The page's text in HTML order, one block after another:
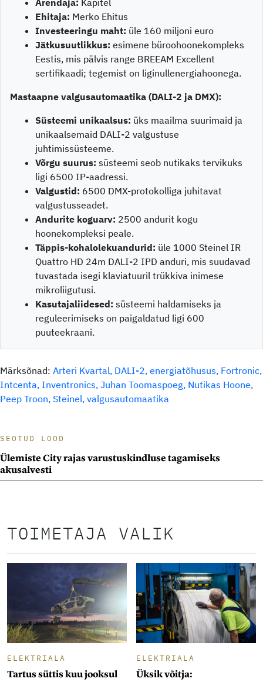
Ehitaja: Merko Ehitus
Investeeringu maht: üle 160 miljoni euro
Jätkusuutlikkus: esimene büroohoonekompleks
Eestis, mis pälvis range BREEAM Excellent
sertifikaadi; tegemist on liginullenergiahoonega.
Mastaapne valgusautomaatika (DALI-2 ja DMX):
Süsteemi unikaalsus: üks maailma suurimaid ja
unikaalsemaid DALI-2 valgustuse
juhtimissüsteeme.
Võrgu suurus: süsteemi seob nutikaks tervikuks
ligi 6500 IP-aadressi.
Valgustid: 6500 DMX-protokolliga juhitavat
valgustusseadet.
Andurite koguarv: 2500 andurit kogu
hoonekompleksi peale.
Täppis-kohalolekuandurid: üle 1000 Steinel IR
Quattro HD 24m DALI-2 IPD anduri, mis suudavad
tuvastada isegi klaviatuuril trükkiva inimese
mikroliigutusi.
Kasutajaliidesed: süsteemi haldamiseks ja
reguleerimiseks on paigaldatud ligi 600
puuteekraani.
Märksõnad: Arteri Kvartal DALI-2 energiatõhusus Fortronic
Intcenta Inventronics Juhan Toomaspoeg Nutikas Hoone
Peep Troon Steinel valgusautomaatika
Uus lugu laetud: Arteri kvartal sai Fortronicu abiga maailma
SEOTUD LOOD
Ülemiste City rajas varustuskindluse tagamiseks
akusalvesti
TOIMETAJA VALIK
ELEKTRIALA
Tartus süttis kuu jooksul
ELEKTRIALA
Üksik võitja: